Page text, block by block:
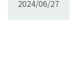
2024/06/27